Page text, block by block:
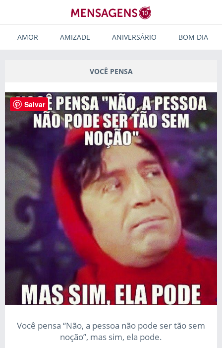
AMOR AMIZADE ANIVERSÁRIO BOM DIA
VOCÊ PENSA
Você pensa “Não, a pessoa não pode ser tão sem
noção”, mas sim, ela pode.
Salvar